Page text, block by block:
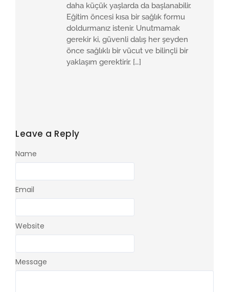
daha küçük yaşlarda da başlanabilir.
Eğitim öncesi kısa bir sağlık formu
doldurmanız istenir. Unutmamak
gerekir ki, güvenli dalış her şeyden
önce sağlıklı bir vücut ve bilinçli bir
yaklaşım gerektirir. […]
Leave a Reply
Message
Name
Email
Website